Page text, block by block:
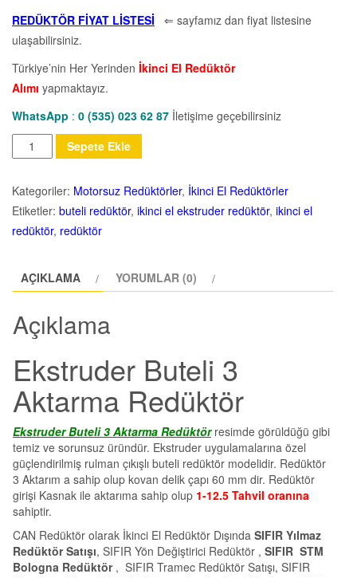
REDÜKTÖR FİYAT LİSTESİ ⇐ sayfamız dan fiyat listesine
ulaşabilirsiniz.
Türkiye’nin Her Yerinden İkinci El Redüktör
Alımı yapmaktayız.
WhatsApp : 0 (535) 023 62 87 İletişime geçebilirsiniz
Miktar
Sepete Ekle
Kategoriler: Motorsuz Redüktörler, İkinci El Redüktörler
Etiketler: buteli redüktör, ikinci el ekstruder redüktör, ikinci el
redüktör, redüktör
AÇIKLAMA YORUMLAR (0)
Açıklama
Ekstruder Buteli 3
Aktarma Redüktör
Ekstruder Buteli 3 Aktarma Redüktörresimde görüldüğü gibi
temiz ve sorunsuz üründür. Ekstruder uygulamalarına özel
güçlendirilmiş rulman çıkışlı buteli redüktör modelidir. Redüktör
3 Aktarım a sahip olup kovan delik çapı 60 mm dir. Redüktör
girişi Kasnak ile aktarıma sahip olup 1-12.5 Tahvil oranına
sahiptir.
CAN Redüktör olarak İkinci El Redüktör Dışında SIFIR Yılmaz
Redüktör Satışı, SIFIR Yön Değiştirici Redüktör , SIFIR STM
Bologna Redüktör, SIFIR Tramec Redüktör Satışı, SIFIR